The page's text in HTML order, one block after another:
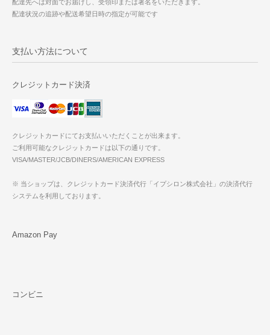
配達先へは対面でお届けし、受領印または署名をいただきます。
配達状況の追跡や配送希望日時の指定が可能です
支払い方法について
クレジットカード決済
クレジットカードにてお支払いいただくことが出来ます。
ご利用可能なクレジットカードは以下の通りです。
VISA/MASTER/JCB/DINERS/AMERICAN EXPRESS
※ 当ショップは、クレジットカード決済代行「イプシロン株式会社」の決済代行
システムを利用しております。
Amazon Pay
コンビニ